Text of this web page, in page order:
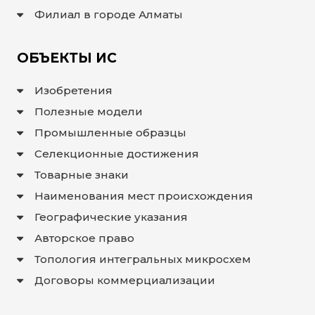
Филиал в городе Алматы
ОБЪЕКТЫ ИС
Изобретения
Полезные модели
Промышленные образцы
Селекционные достижения
Товарные знаки
Наименования мест происхождения
Географические указания
Авторское право
Топология интегральных микросхем
Договоры коммерциализации